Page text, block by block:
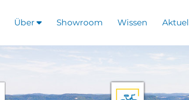
Über Showroom Wissen